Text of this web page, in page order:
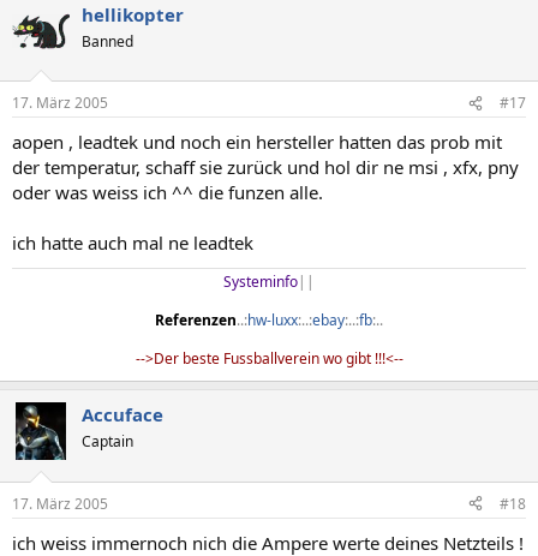
hellikopter
Banned
17. März 2005 #17
aopen , leadtek und noch ein hersteller hatten das prob mit
der temperatur, schaff sie zurück und hol dir ne msi , xfx, pny
oder was weiss ich ^^ die funzen alle.
ich hatte auch mal ne leadtek
Systeminfo||​
Referenzen..:hw-luxx:..:ebay:..:fb:..​
-->Der beste Fussballverein wo gibt !!!<--​
Accuface
Captain
17. März 2005 #18
ich weiss immernoch nich die Ampere werte deines Netzteils !